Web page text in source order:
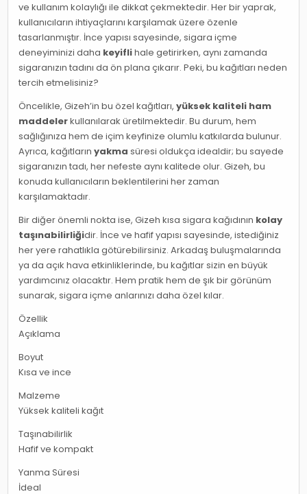
ve kullanım kolaylığı ile dikkat çekmektedir. Her bir yaprak,
kullanıcıların ihtiyaçlarını karşılamak üzere özenle
tasarlanmıştır. İnce yapısı sayesinde, sigara içme
deneyiminizi daha keyiflihale getirirken, aynı zamanda
sigaranızın tadını da ön plana çıkarır. Peki, bu kağıtları neden
tercih etmelisiniz?
Öncelikle, Gizeh’in bu özel kağıtları,yüksek kaliteli ham
maddelerkullanılarak üretilmektedir. Bu durum, hem
sağlığınıza hem de içim keyfinize olumlu katkılarda bulunur.
Ayrıca, kağıtlarınyakma süresi oldukça idealdir; bu sayede
sigaranızın tadı, her nefeste aynı kalitede olur. Gizeh, bu
konuda kullanıcıların beklentilerini her zaman
karşılamaktadır.
Bir diğer önemli nokta ise, Gizeh kısa sigara kağıdının kolay
taşınabilirliğidir. İnce ve hafif yapısı sayesinde, istediğiniz
her yere rahatlıkla götürebilirsiniz. Arkadaş buluşmalarında
ya da açık hava etkinliklerinde, bu kağıtlar sizin en büyük
yardımcınız olacaktır. Hem pratik hem de şık bir görünüm
sunarak, sigara içme anlarınızı daha özel kılar.
Özellik
Açıklama
Boyut
Kısa ve ince
Malzeme
Yüksek kaliteli kağıt
Taşınabilirlik
Hafif ve kompakt
Yanma Süresi
İdeal